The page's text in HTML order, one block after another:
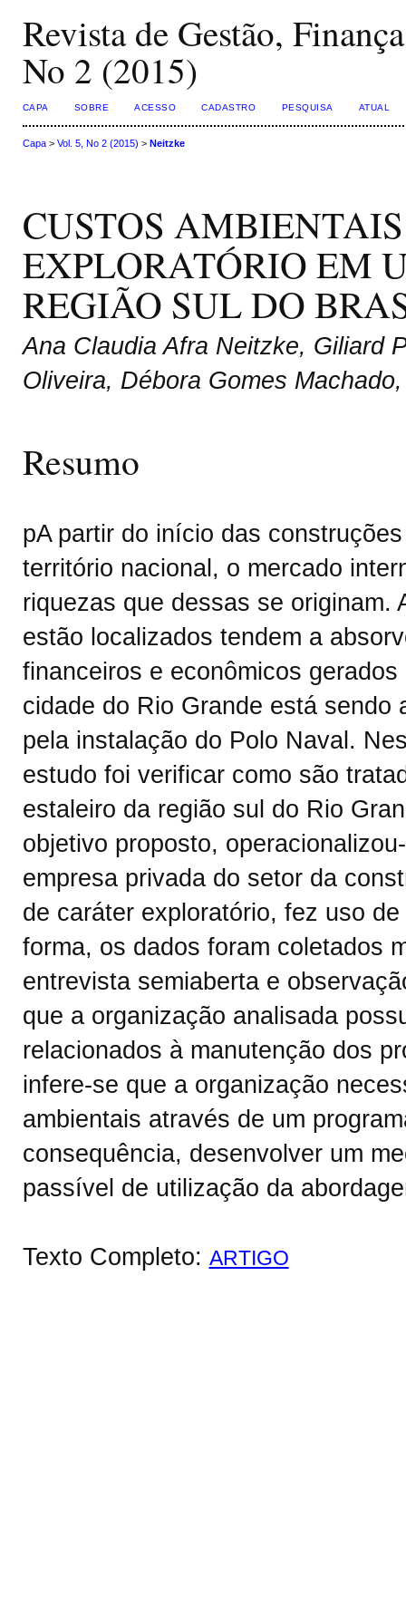
Revista de Gestão,
No 2 (2015)
CAPA SOBRE ACESSO CADASTRO PESQUISA ATUAL
Capa> Vol. 5, No 2 (2015) > Neitzke
CUSTOS
EXPLORATÓRIO EM
REGIÃO SUL DO
Ana Claudia Afra Neitzke, Giliard
Oliveira, Débora Gomes
Resumo
pA partir do início das
território nacional, o mercado
riquezas que dessas se originam.
estão localizados tendem a
financeiros e econômicos
cidade do Rio Grande está
pela instalação do Polo Naval.
estudo foi verificar como são
estaleiro da região sul do Rio
objetivo proposto,
empresa privada do setor da
de caráter exploratório, fez uso
forma, os dados foram coletados
entrevista semiaberta e
que a organização analisada
relacionados à manutenção dos
infere-se que a organização
ambientais através de um
consequência, desenvolver um
passível de utilização da
Texto Completo: ARTIGO